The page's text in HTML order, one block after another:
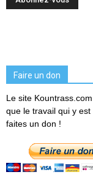
Faire un don
Le site
que le travail qui y
faites un don !